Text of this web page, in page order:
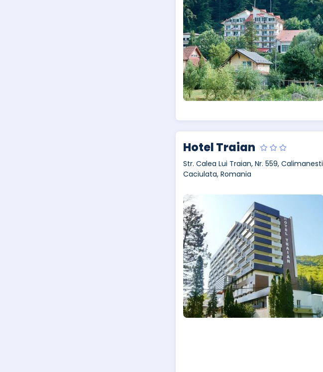
Hotel Traian
Str. Calea Lui Traian, Nr. 559, Calimanesti
Caciulata, Romania